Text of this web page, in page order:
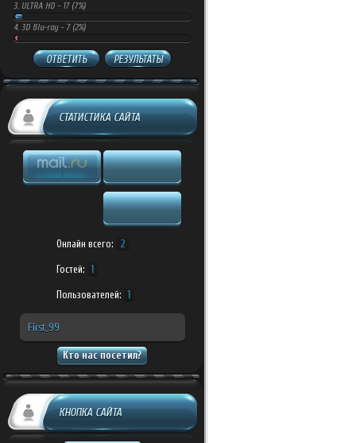
3. ULTRA HD - 17 (7%)
4. 3D Blu-ray - 7 (2%)
ОТВЕТИТЬ РЕЗУЛЬТАТЫ
СТАТИСТИКА САЙТА
Онлайн всего: 2
Гостей: 1
Пользователей: 1
First_99
Кто нас посетил?
КНОПКА САЙТА